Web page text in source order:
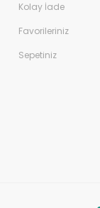
Kolay İade
Favorileriniz
Sepetiniz